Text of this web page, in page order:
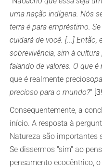
uma nação indígena. Nós
terra é para empréstimo.
cuidará de você. [...] Então,
sobrevivência, sim à
falando de valores. O que
que é realmente precioso
precioso para o mundo?"
Consequentemente, a
início. A resposta à
Natureza são importantes
Se dissermos "sim" ao
pensamento ecocêntrico,